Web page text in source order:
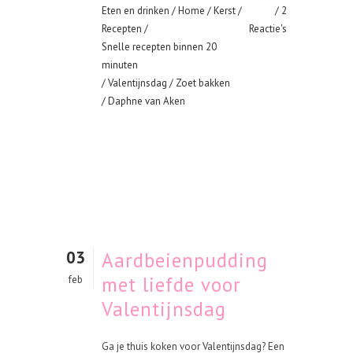
Eten en drinken /Home /Kerst/
Recepten /
Snelle recepten binnen 20
minuten
/Valentijnsdag / Zoet bakken
/ Daphne van Aken
2
Reactie's
03
feb
Aardbeienpudding
met liefde voor
Valentijnsdag
Ga je thuis koken voor Valentijnsdag? Een